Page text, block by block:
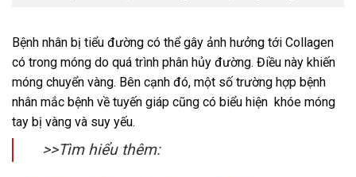
Bệnh nhân bị tiểu đường có thể gây ảnh hưởng tới Collagen
có trong móng do quá trình phân hủy đường. Điều này khiến
móng chuyển vàng. Bên cạnh đó, một số trường hợp bệnh
nhân mắc bệnh về tuyến giáp cũng có biểu hiện khóe móng
tay bị vàng và suy yếu.
>>Tìm hiểu thêm: